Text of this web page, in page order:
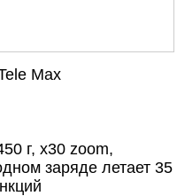
Max
г, x30 zoom,
заряде летает 35